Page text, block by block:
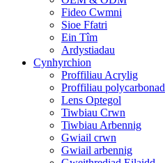
Fideo Cwmni
Sioe Ffatri
Ein Tîm
Ardystiadau
Cynhyrchion
Proffiliau Acrylig
Proffiliau polycarbonad
Lens Optegol
Tiwbiau Crwn
Tiwbiau Arbennig
Gwiail crwn
Gwiail arbennig